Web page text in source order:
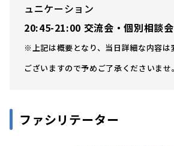
ュニケーション
20:45-21:00 交流会・個別相談会
※上記は概要となり、当日詳細な内容は
ございますので予めご了承くださいませ。
ファシリテーター